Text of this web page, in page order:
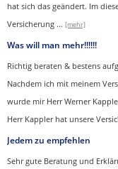
hat sich das geändert. Im
Versicherung ... [mehr]
Was will man mehr!!!!!!
Richtig beraten & bestens
Nachdem ich mit meinem
wurde mir Herr Werner
Herr Kappler hat unsere
Jedem zu empfehlen
Sehr gute Beratung und